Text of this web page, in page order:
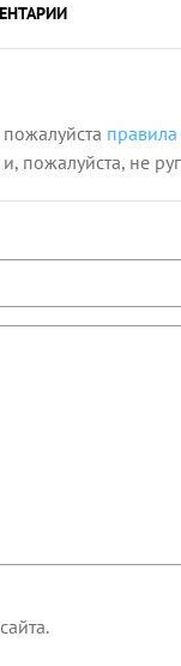
правила
пожалуйста, не